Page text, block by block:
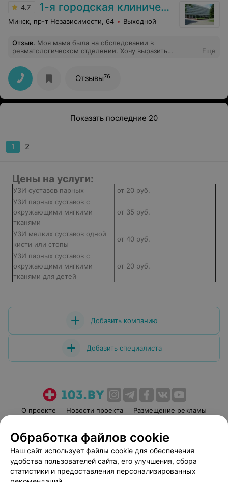
своем деле и просто хороший человек. Роды били
тяжелые,но с ее помощью все прошло хорошо. И в
22:15 родился мой первенец,крошечный сыночек. В
очень вежливые и обходительные. Чувствуется тепло
и адекватное отношение! Спасибо всем огромное! За
вторым-только к вам!!!
4.7 1-я городская клиническая больница
Минск, пр-т Независимости, 64 Выходной
Отзыв. Моя мама была на обследовании в
ревматологическом отделении. Хочу выразить
Владимировне К., а также всем работникам отделения
за профессионализм в работе с пациентами. Татьяна
Владимировна отличный специалист и очень
отзывчивый человек. Прошу Руководство клиники
отметить и поощрить работу Татьяны Владимировны К.
Еще
Отзывы76
Показать последние 20
1 2
Цены на услуги:
УЗИ суставов парных
от 20 руб.
УЗИ парных суставов с
окружающими мягкими
тканями
от 35 руб.
УЗИ мелких суставов одной
кисти или стопы
от 40 руб.
УЗИ парных суставов с
окружающими мягкими
тканями для детей
от 20 руб.
Добавить компанию
Добавить специалиста
О проекте Новости проекта
Размещение рекламы
Пользовательское соглашение
Способы оплаты
Вакансии
Партнеры
Написать руководителю 103.by
Обработка файлов cookie
Наш сайт использует файлы cookie для обеспечения
удобства пользователей сайта, его улучшения, сбора
статистики и предоставления персонализированных